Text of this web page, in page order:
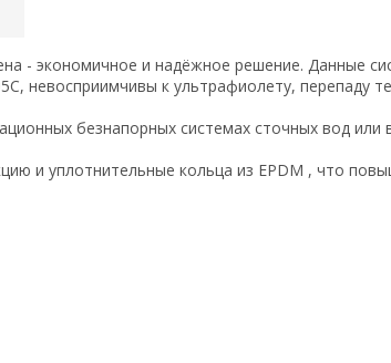
- экономичное и надёжное решение. Данные
невосприимчивы к ультрафиолету, перепаду
безнапорных системах сточных вод или
и уплотнительные кольца из EPDM , что